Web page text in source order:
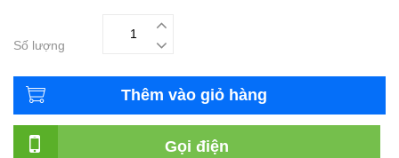
Số lượng
Thêm vào giỏ hàng
Gọi điện